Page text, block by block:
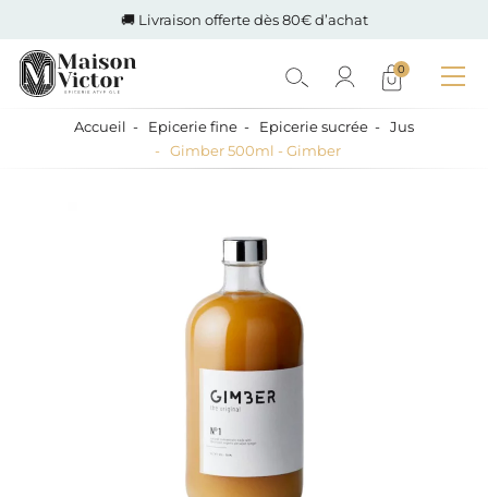
🚚 Livraison offerte dès 80€ d’achat
0
Accueil Epicerie fine Epicerie sucrée
Jus
Gimber 500ml - Gimber